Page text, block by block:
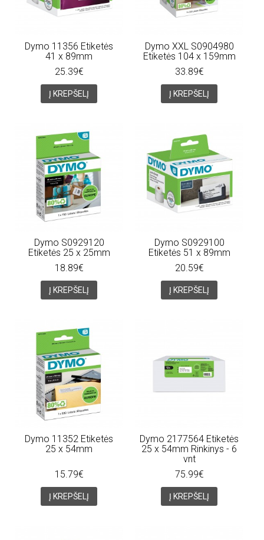
Dymo 11356 Etiketės
41 x 89mm
25.39€
Į KREPŠELĮ
Dymo XXL S0904980
Etiketės 104 x 159mm
33.89€
Į KREPŠELĮ
Dymo S0929120
Etiketės 25 x 25mm
18.89€
Į KREPŠELĮ
Dymo S0929100
Etiketės 51 x 89mm
20.59€
Į KREPŠELĮ
Dymo 11352 Etiketės
25 x 54mm
15.79€
Į KREPŠELĮ
Dymo 2177564 Etiketės
25 x 54mm Rinkinys - 6
vnt
75.99€
Į KREPŠELĮ